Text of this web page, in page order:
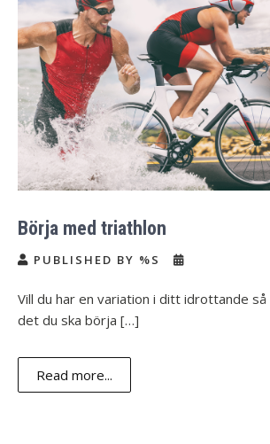
Börja med triathlon
PUBLISHED BY %S
Vill du har en variation i ditt idrottande
det du ska börja […]
Read more...